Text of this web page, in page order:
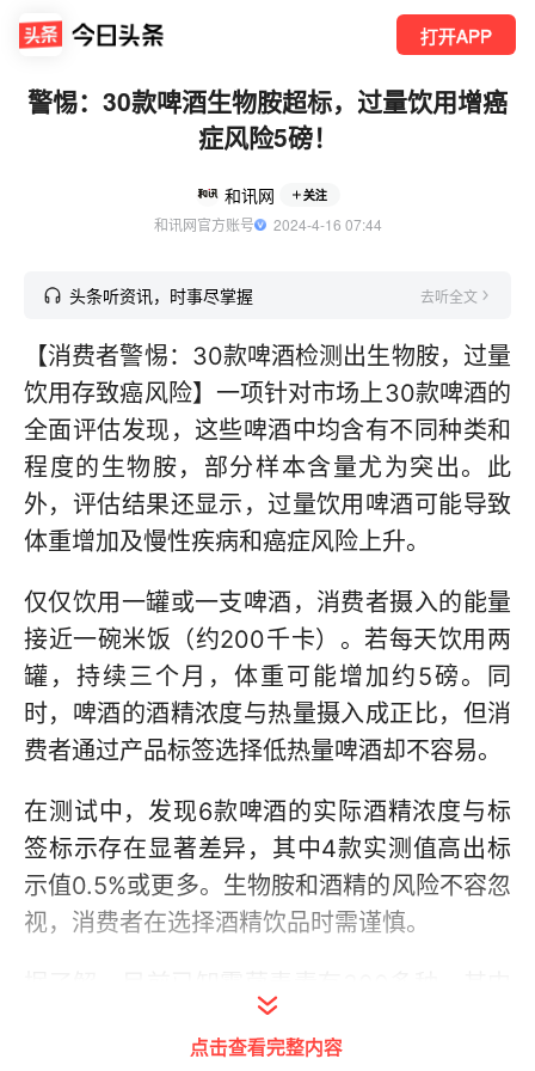
打开APP
警惕：30款啤酒生物胺超标，过量饮用增癌
症风险5磅！
和讯网 关注
和讯网官方账号
  2024-4-16 07:44
头条听资讯，时事尽掌握 去听全文
【消费者警惕：30款啤酒检测出生物胺，过量
饮用存致癌风险】一项针对市场上30款啤酒的
全面评估发现，这些啤酒中均含有不同种类和
程度的生物胺，部分样本含量尤为突出。此
外，评估结果还显示，过量饮用啤酒可能导致
体重增加及慢性疾病和癌症风险上升。
仅仅饮用一罐或一支啤酒，消费者摄入的能量
接近一碗米饭（约200千卡）。若每天饮用两
罐，持续三个月，体重可能增加约5磅。同
时，啤酒的酒精浓度与热量摄入成正比，但消
费者通过产品标签选择低热量啤酒却不容易。
在测试中，发现6款啤酒的实际酒精浓度与标
签标示存在显著差异，其中4款实测值高出标
示值0.5%或更多。生物胺和酒精的风险不容忽
视，消费者在选择酒精饮品时需谨慎。
黄曲霉毒素（AF）、呕吐毒素（DON）等较
为常见且危害较大。长期过量摄入酒精饮品可
点击查看完整内容